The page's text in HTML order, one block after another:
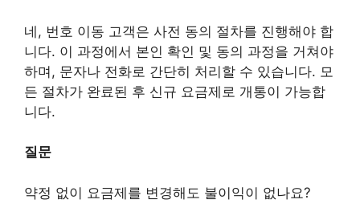
네, 번호 이동 고객은 사전 동의 절차를 진행해야 합
니다. 이 과정에서 본인 확인 및 동의 과정을 거쳐야
하며, 문자나 전화로 간단히 처리할 수 있습니다. 모
든 절차가 완료된 후 신규 요금제로 개통이 가능합
니다.
질문
약정 없이 요금제를 변경해도 불이익이 없나요?